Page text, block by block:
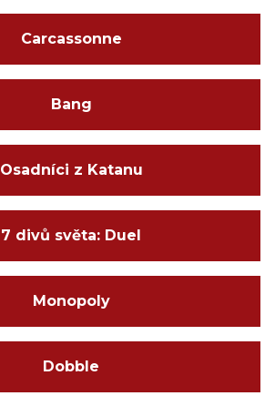
Carcassonne
Bang
Osadníci z Katanu
7 divů světa: Duel
Monopoly
Dobble